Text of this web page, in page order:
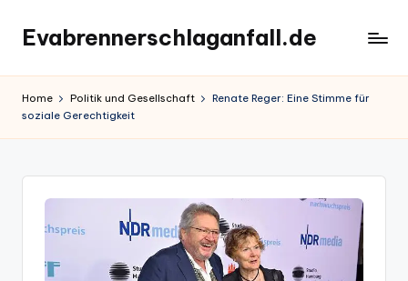
content
Evabrennerschlaganfall.de
Home Politik und Gesellschaft
Renate Reger: Eine Stimme für
soziale Gerechtigkeit